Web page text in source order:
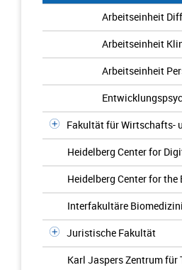
Arbeitseinheit
Arbeitseinheit
Arbeitseinheit
Fakultät für Wirtschafts-
Heidelberg Center for
Heidelberg Center for the
Interfakultäre
Juristische Fakultät
Karl Jaspers Zentrum